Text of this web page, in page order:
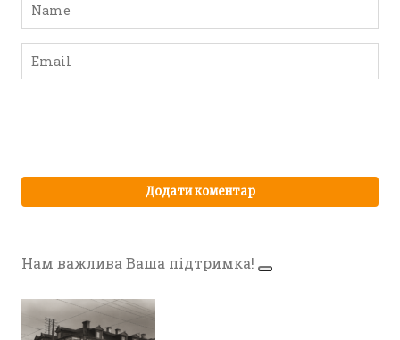
Нам важлива Ваша підтримка!